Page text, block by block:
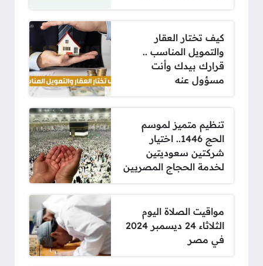
كيف تختار العقار
والتمويل المناسب ..
قرارك بيدك وأنت
مسؤول عنه
تنظيم متميز لموسم
الحج 1446.. اختيار
شركتين سعوديتين
لخدمة الحجاج المصريين
مواقيت الصلاة اليوم
الثلاثاء 24 ديسمبر 2024
في مصر